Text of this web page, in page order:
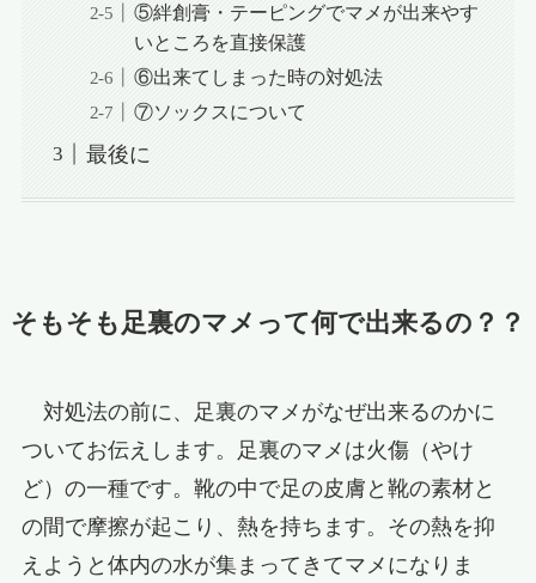
⑤絆創膏・テーピングでマメが出来やす
いところを直接保護
⑥出来てしまった時の対処法
⑦ソックスについて
最後に
そもそも足裏のマメって何で出来るの？？
対処法の前に、足裏のマメがなぜ出来るのかに
ついてお伝えします。足裏のマメは火傷（やけ
ど）の一種です。靴の中で足の皮膚と靴の素材と
の間で摩擦が起こり、熱を持ちます。その熱を抑
えようと体内の水が集まってきてマメになりま